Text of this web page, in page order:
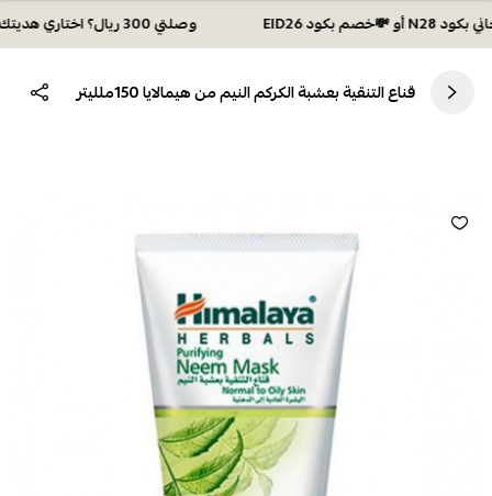
وصلتي 300 ريال؟ اختاري هديتك :🏍 شحن مجاني بكود N28 أو 💸خصم بكود EID26
قناع التنقية بعشبة الكركم النيم من هيمالايا 150ملليتر